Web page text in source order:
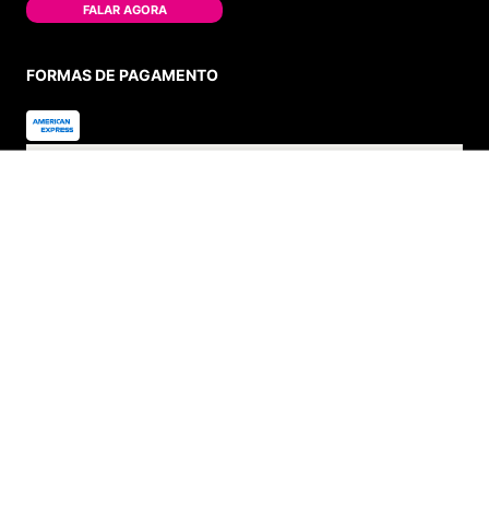
FALAR AGORA
FORMAS DE PAGAMENTO